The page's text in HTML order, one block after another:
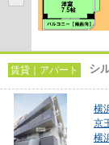
賃貸｜アパート シ
横
京
横